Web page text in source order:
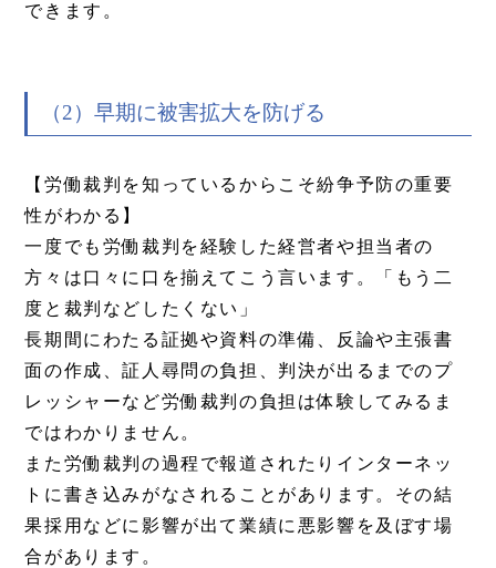
できます。
（2）早期に被害拡大を防げる
【労働裁判を知っているからこそ紛争予防の重要
性がわかる】
一度でも労働裁判を経験した経営者や担当者の
方々は口々に口を揃えてこう言います。「もう二
度と裁判などしたくない」
長期間にわたる証拠や資料の準備、反論や主張書
面の作成、証人尋問の負担、判決が出るまでのプ
レッシャーなど労働裁判の負担は体験してみるま
ではわかりません。
また労働裁判の過程で報道されたりインターネッ
トに書き込みがなされることがあります。その結
果採用などに影響が出て業績に悪影響を及ぼす場
合があります。